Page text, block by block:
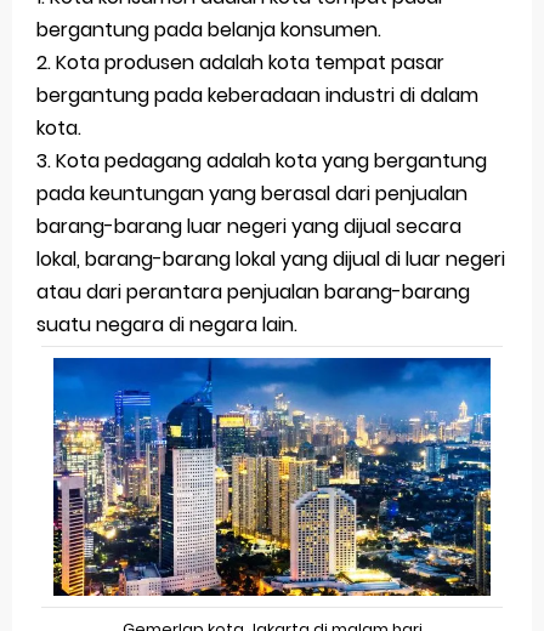
STOP Belajar Geografi Pakai Cara Lama! 😤 TKA 2025 Beda Level. Kuasai 150 Bank Soal HOTS Sekarang!
Ebook Prediksi 150 Soal TKA Geografi 2025 + Kunci Jawaban
3 Jurus Sakti Menaklukkan Soal TKA Geografi [Wajib Baca]
Menjadi Pengajar Jaman Sekarang Makin Berat
Thursday, 6 August
bergantung pada belanja konsumen.
2. Kota produsen adalah kota tempat pasar
bergantung pada keberadaan industri di dalam
kota.
3. Kota pedagang adalah kota yang bergantung
pada keuntungan yang berasal dari penjualan
barang-barang luar negeri yang dijual secara
lokal, barang-barang lokal yang dijual di luar negeri
atau dari perantara penjualan barang-barang
suatu negara di negara lain.